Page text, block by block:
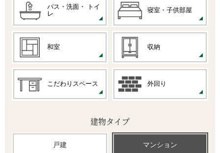
バス・洗面・
トイ
レ
寝室・子供部屋
和室 収納
こだわりスペース 外回り
建物タイプ
戸建 マンション